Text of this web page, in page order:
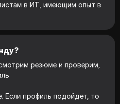
в ИТ, имеющим опыт в
резюме и проверим,
Если профиль подойдет, то